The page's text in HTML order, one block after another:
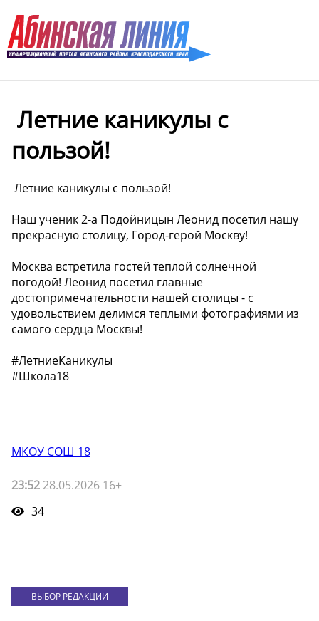
️ Летние каникулы с
пользой!
️ Летние каникулы с пользой!
Наш ученик 2-а Подойницын Леонид посетил нашу
прекрасную столицу, Город-герой Москву!
Москва встретила гостей теплой солнечной
погодой! Леонид посетил главные
достопримечательности нашей столицы - с
удовольствием делимся теплыми фотографиями из
самого сердца Москвы!
#ЛетниеКаникулы
#Школа18
МКОУ СОШ 18
23:52 28.05.2026 16+
34
ВЫБОР РЕДАКЦИИ